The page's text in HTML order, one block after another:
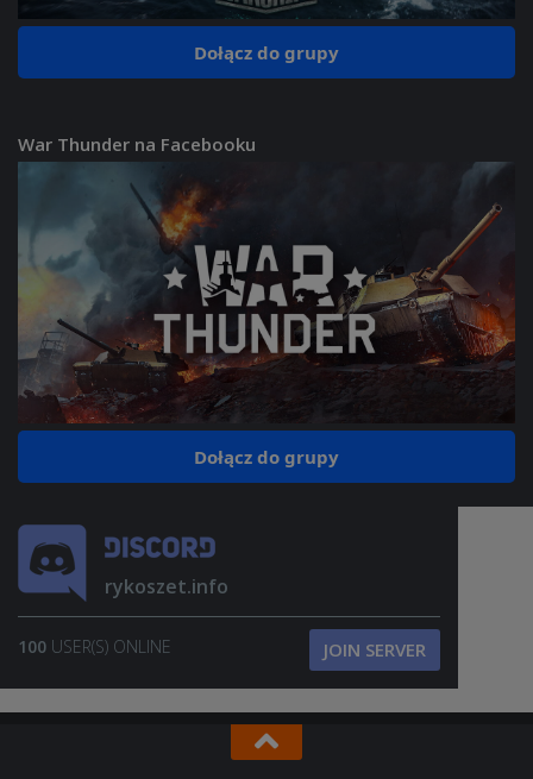
Dołącz do grupy
War Thunder na Facebooku
Dołącz do grupy
rykoszet.info
100 USER(S) ONLINE JOIN SERVER